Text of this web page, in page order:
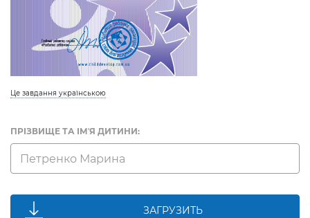
Це завдання українською
ПРІЗВИЩЕ ТА ІМʼЯ ДИТИНИ:
ЗАГРУЗИТЬ